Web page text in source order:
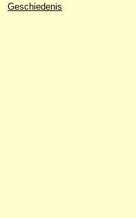
Geschiedenis